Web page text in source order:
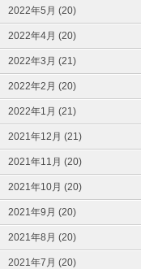
2022年5月 (20)
2022年4月 (20)
2022年3月 (21)
2022年2月 (20)
2022年1月 (21)
2021年12月 (21)
2021年11月 (20)
2021年10月 (20)
2021年9月 (20)
2021年8月 (20)
2021年7月 (20)